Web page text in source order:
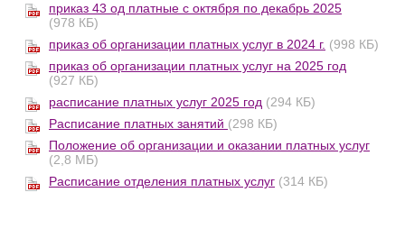
приказ 43 од платные с октября по декабрь 2025
(978 КБ)
приказ об организации платных услуг в 2024 г. (998 КБ)
приказ об организации платных услуг на 2025 год
(927 КБ)
расписание платных услуг 2025 год (294 КБ)
Расписание платных занятий (298 КБ)
Положение об организации и оказании платных услуг
(2,8 МБ)
Расписание отделения платных услуг (314 КБ)